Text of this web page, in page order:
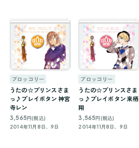
ブロッコリー
うたの☆プリンスさま
っ♪プレイボタン 神宮
寺レン
3,565円(税込)
2014年11月8日、9日
ブロッコリー
うたの☆プリンスさま
っ♪プレイボタン 来栖
翔
3,565円(税込)
2014年11月8日、9日